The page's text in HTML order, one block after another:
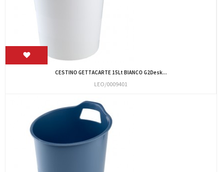
CESTINO GETTACARTE 15Lt BIANCO G2Desk...
LEO/0009401